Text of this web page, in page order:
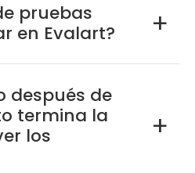
a
pruebas
en Evalart?
a
después de
termina la
los